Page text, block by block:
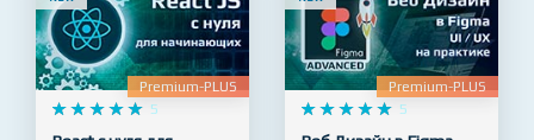
NEW NEW